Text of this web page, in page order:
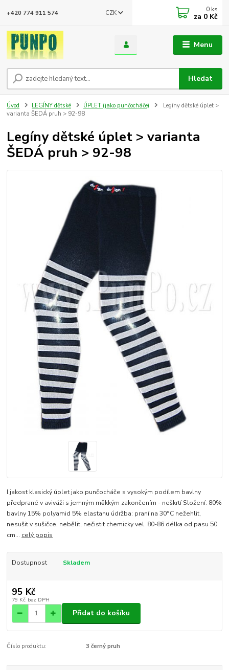
Menu
CZK
Hledat
+420 774 911 574 0 ks
za 0 Kč
Úvod LEGÍNY dětské ÚPLET (jako punčocháče)
Legíny dětské úplet >
varianta ŠEDÁ pruh > 92-98
Legíny dětské úplet > varianta
ŠEDÁ pruh > 92-98
I.jakost klasický úplet jako punčocháče s vysokým podílem bavlny
předprané v aviváži s jemným měkkým zakončením - neškrtí Složení: 80%
bavlny 15% polyamid 5% elastanu údržba: praní na 30°C nežehlit,
nesušit v sušičce, nebělit, nečistit chemicky vel. 80-86 délka od pasu 50
cm... celý popis
Dostupnost Skladem
95 Kč
79 Kč bez DPH
Přidat do košíku
Číslo produktu: 3 černý pruh